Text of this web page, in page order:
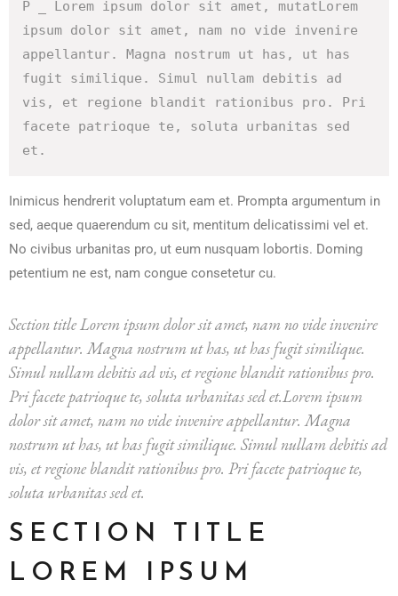
P _ Lorem ipsum dolor sit amet, mutatLorem
ipsum dolor sit amet, nam no vide invenire
appellantur. Magna nostrum ut has, ut has
fugit similique. Simul nullam debitis ad
vis, et regione blandit rationibus pro. Pri
facete patrioque te, soluta urbanitas sed
et.
Inimicus hendrerit voluptatum eam et. Prompta argumentum in
sed, aeque quaerendum cu sit, mentitum delicatissimi vel et.
No civibus urbanitas pro, ut eum nusquam lobortis. Doming
petentium ne est, nam congue consetetur cu.
Section title Lorem ipsum dolor sit amet, nam no vide invenire
appellantur. Magna nostrum ut has, ut has fugit similique.
Simul nullam debitis ad vis, et regione blandit rationibus pro.
Pri facete patrioque te, soluta urbanitas sed et.Lorem ipsum
dolor sit amet, nam no vide invenire appellantur. Magna
nostrum ut has, ut has fugit similique. Simul nullam debitis ad
vis, et regione blandit rationibus pro. Pri facete patrioque te,
soluta urbanitas sed et.
SECTION TITLE
LOREM IPSUM